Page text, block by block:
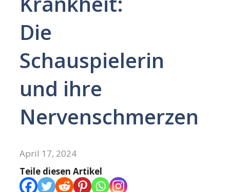
Die
Schauspielerin
und ihre
Nervenschmerzen
April 17, 2024
Teile diesen Artikel